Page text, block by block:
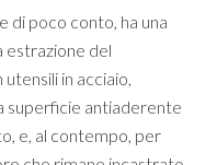
di poco conto, ha una
estrazione del
in acciaio,
superficie antiaderente
e, al contempo, per